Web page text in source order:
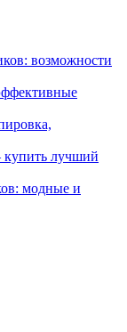
возможности
купить лучший
модные и